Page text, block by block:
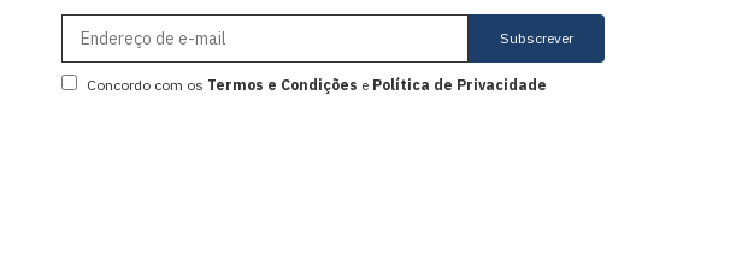
Subscrever
Concordo com os Termos e Condições e Política de Privacidade